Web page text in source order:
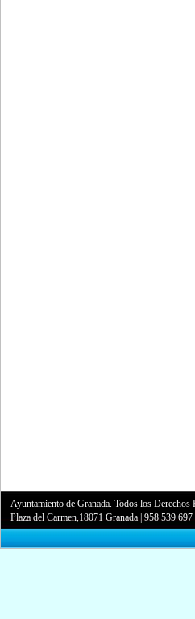
Ayuntamiento de Granada. Todos los Derechos
Plaza del Carmen,18071 Granada |958 539 697